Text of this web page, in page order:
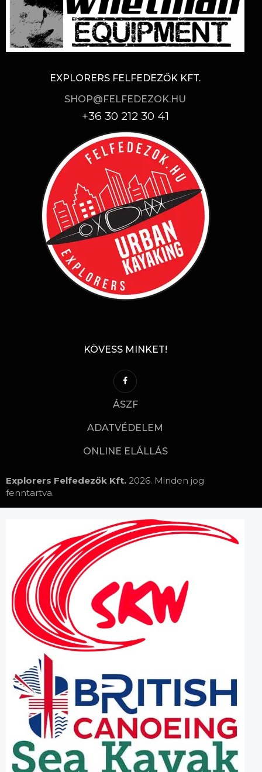
EXPLORERS FELFEDEZŐK KFT.
SHOP@FELFEDEZOK.HU
+36 30 212 30 41
KÖVESS MINKET!
ÁSZF
ADATVÉDELEM
ONLINE ELÁLLÁS
Explorers Felfedezők Kft. 2026. Minden jog
fenntartva.